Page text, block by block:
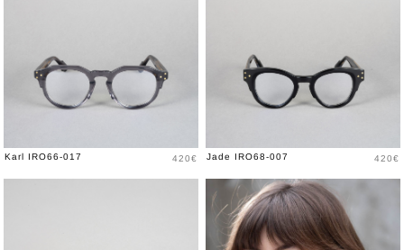
Karl IRO66-017 Prix
420€ Jade IRO68-007 Prix
420€